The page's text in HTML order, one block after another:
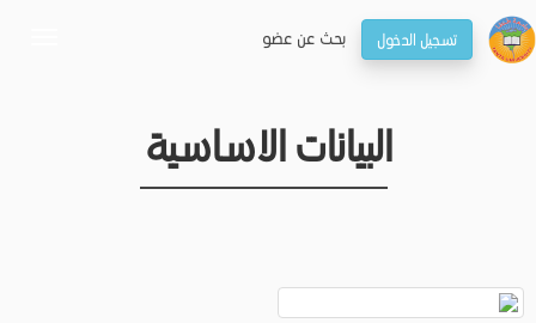
تسجيل الدخول بحـث عن عضو
البيانات الاساسية